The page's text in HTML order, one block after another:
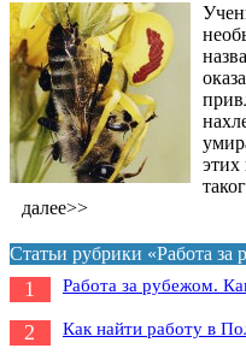
этих
далее>>
Статьи рубрики «Работа за
1 Работа за рубежом.
2 Как найти работу в